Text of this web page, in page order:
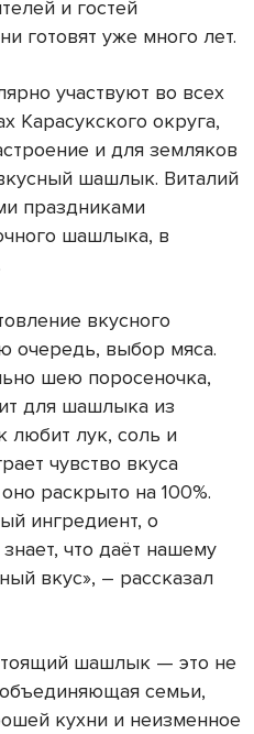
и гостей
готовят уже много лет.
участвуют во всех
Карасукского округа,
и для земляков
шашлык. Виталий
праздниками
шашлыка, в
вкусного
очередь, выбор мяса.
шею поросеночка,
для шашлыка из
лук, соль и
чувство вкуса
раскрыто на 100%.
ингредиент, о
что даёт нашему
вкус», – рассказал
шашлык — это не
семьи,
кухни и неизменное